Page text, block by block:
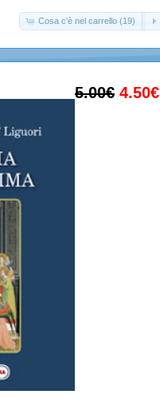
Cosa c'è nel carrello (19)
5.00€ 4.50€